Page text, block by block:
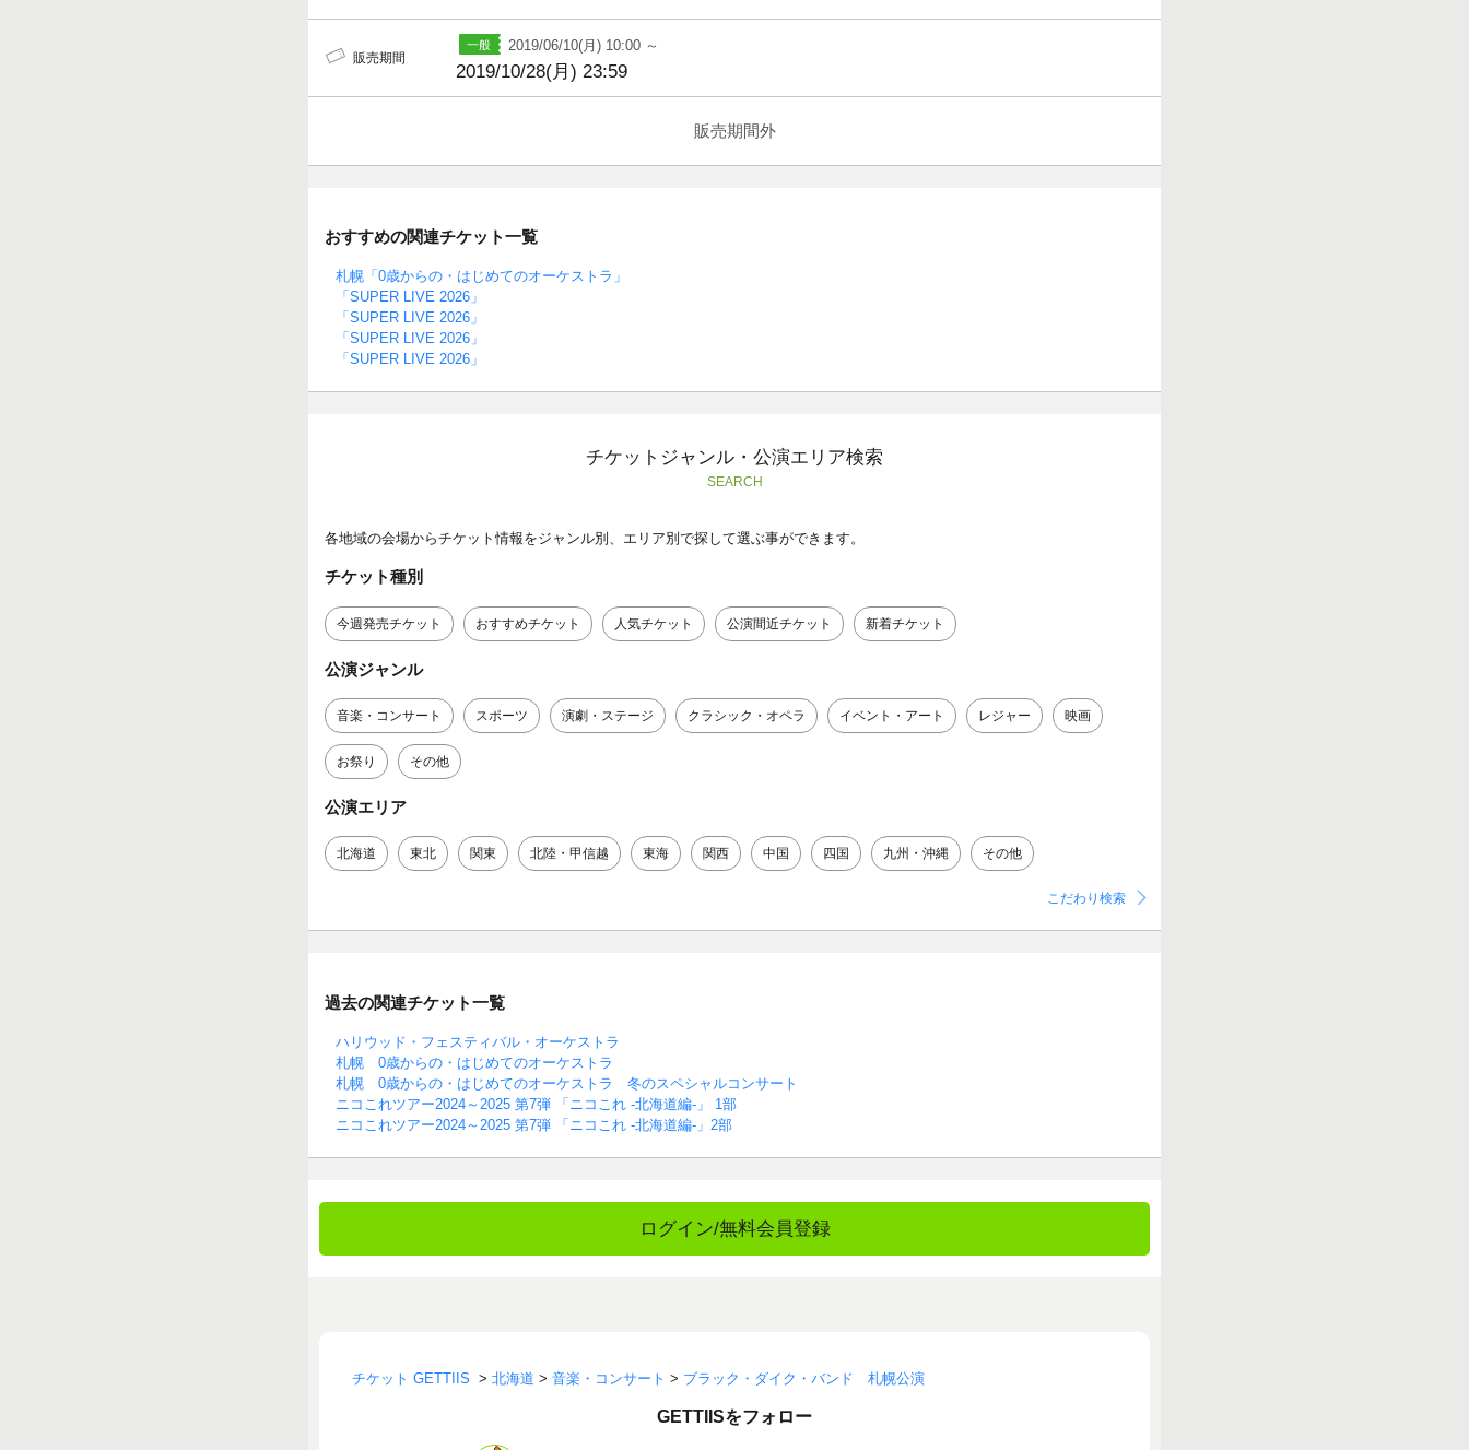
販売期間
2019/06/10(月) 10:00 ～
2019/10/28(月) 23:59
販売期間外
おすすめの関連チケット一覧
札幌「0歳からの・はじめてのオーケストラ」
「SUPER LIVE 2026」
「SUPER LIVE 2026」
「SUPER LIVE 2026」
「SUPER LIVE 2026」
チケットジャンル・公演エリア検索
SEARCH
各地域の会場からチケット情報をジャンル別、エリア別で探して選ぶ事ができます。
チケット種別
今週発売チケット おすすめチケット 人気チケット 公演間近チケット 新着チケット
公演ジャンル
音楽・コンサート スポーツ 演劇・ステージ クラシック・オペラ イベント・アート レジャー 映画
お祭り その他
公演エリア
北海道 東北 関東 北陸・甲信越 東海 関西 中国 四国 九州・沖縄 その他
こだわり検索
過去の関連チケット一覧
ハリウッド・フェスティバル・オーケストラ
札幌 0歳からの・はじめてのオーケストラ
札幌 0歳からの・はじめてのオーケストラ 冬のスペシャルコンサート
ニコこれツアー2024～2025 第7弾 「ニコこれ -北海道編-」 1部
ニコこれツアー2024～2025 第7弾 「ニコこれ -北海道編-」2部
ログイン/無料会員登録
チケット GETTIIS > 北海道 > 音楽・コンサート > ブラック・ダイク・バンド 札幌公演
GETTIISをフォロー